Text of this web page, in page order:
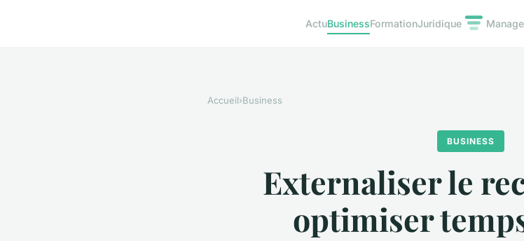
ActuBusinessFormationJuridique
Accueil›Business
BUSINESS
Externaliser le
optimiser